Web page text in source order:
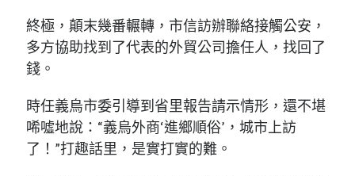
終極，顛末幾番輾轉，市信訪辦聯絡接觸公安，
多方協助找到了代表的外貿公司擔任人，找回了
錢。
時任義烏市委引導到省里報告請示情形，還不堪
唏噓地說：“義烏外商‘進鄉順俗’，城市上訪
了！”打趣話里，是實打實的難。